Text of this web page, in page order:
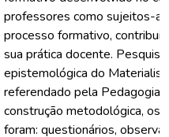
professores como sujeitos-
processo formativo,
sua prática docente.
epistemológica do
referendado pela Pedagogia
construção metodológica, os
foram: questionários,